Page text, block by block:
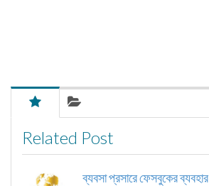
Related Post
ব্যবসা প্রসারে ফেসবুকের ব্যবহার